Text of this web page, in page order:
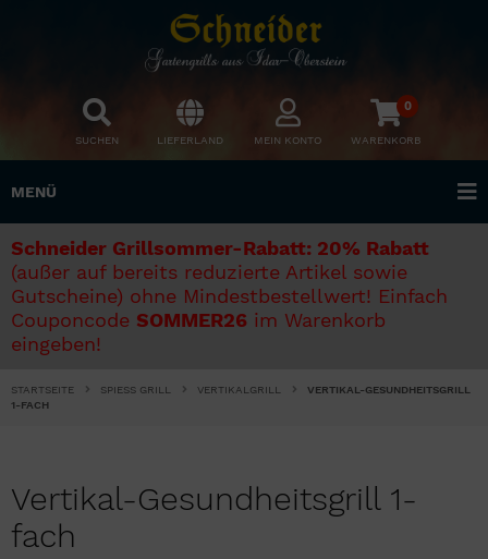
SUCHEN LIEFERLAND MEIN KONTO
0
WARENKORB
MENÜ
Schneider Grillsommer-Rabatt: 20% Rabatt
(außer auf bereits reduzierte Artikel sowie
Gutscheine) ohne Mindestbestellwert! Einfach
Couponcode SOMMER26 im Warenkorb
eingeben!
STARTSEITE SPIESS GRILL VERTIKALGRILL
VERTIKAL-GESUNDHEITSGRILL
1-FACH
Vertikal-Gesundheitsgrill 1-
fach